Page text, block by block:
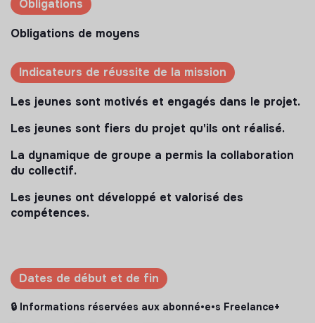
Obligations
Obligations de moyens
Indicateurs de réussite de la mission
Les jeunes sont motivés et engagés dans le projet.
Les jeunes sont fiers du projet qu'ils ont réalisé.
La dynamique de groupe a permis la collaboration
du collectif.
Les jeunes ont développé et valorisé des
compétences.
Dates de début et de fin
🔒 Informations réservées aux abonné•e•s Freelance+